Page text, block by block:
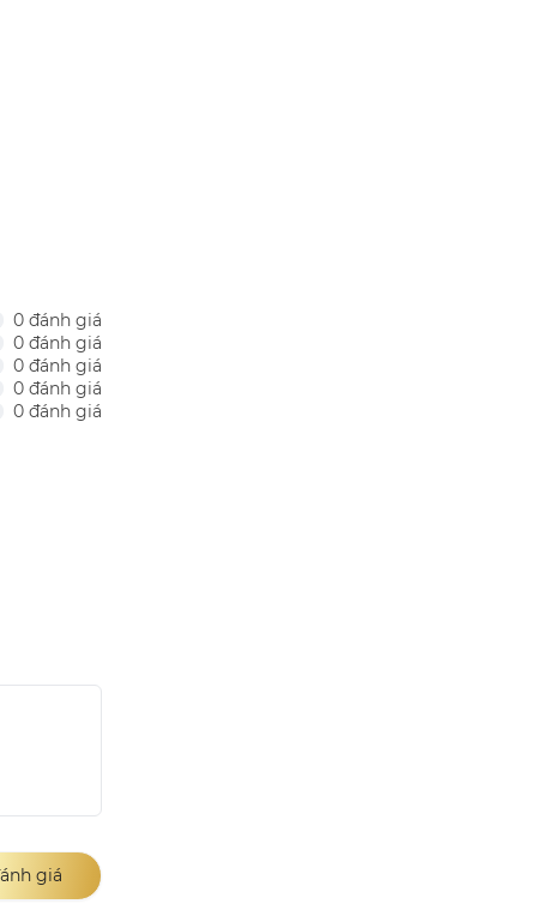
0 đánh giá
0 đánh giá
0 đánh giá
0 đánh giá
0 đánh giá
giá